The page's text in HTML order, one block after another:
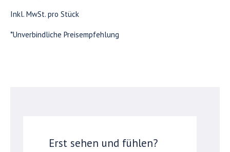
Inkl. MwSt. pro Stück
*Unverbindliche Preisempfehlung
Erst sehen und fühlen?